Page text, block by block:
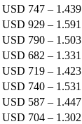
USD 747 – 1.439
USD 929 – 1.591
USD 790 – 1.503
USD 682 – 1.331
USD 719 – 1.423
USD 740 – 1.531
USD 587 – 1.447
USD 704 – 1.302